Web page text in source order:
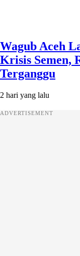
Wagub Aceh
Krisis Semen,
Terganggu
2 hari yang lalu
ADVERTISEMENT